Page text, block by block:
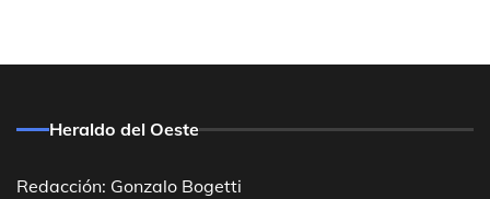
Heraldo del Oeste
Redacción: Gonzalo Bogetti